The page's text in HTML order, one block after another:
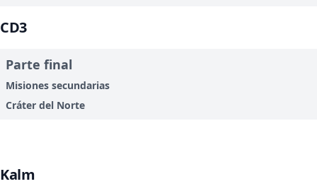
CD3
Parte final
Misiones secundarias
Cráter del Norte
Kalm